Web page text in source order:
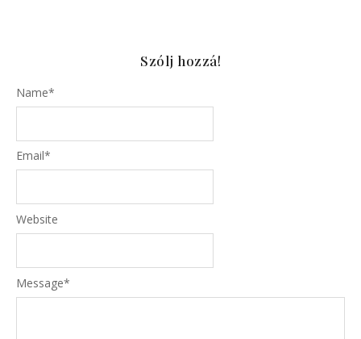
Szólj hozzá!
Message*
Name*
Email*
Website